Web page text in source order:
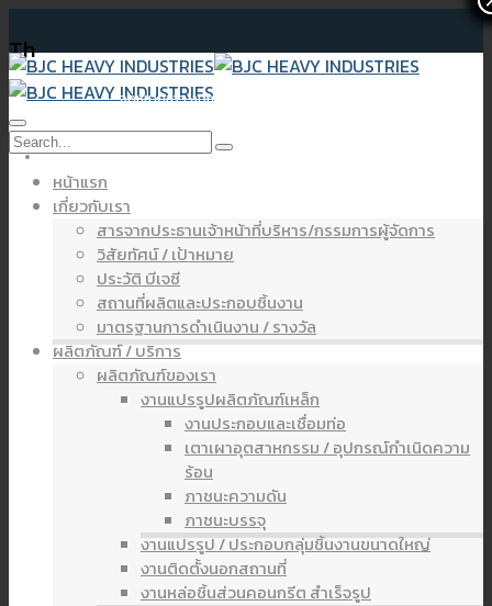
Th
จดหมายข่าว งบการเงินประจำปี 2567
หน้าแรก
เกี่ยวกับเรา
สารจากประธานเจ้าหน้าที่บริหาร/กรรมการผู้จัดการ
วิสัยทัศน์ / เป้าหมาย
ประวัติ บีเจซี
สถานที่ผลิตและประกอบชิ้นงาน
มาตรฐานการดำเนินงาน / รางวัล
ผลิตภัณฑ์ / บริการ
ผลิตภัณฑ์ของเรา
งานแปรรูปผลิตภัณฑ์เหล็ก
งานประกอบและเชื่อมท่อ
เตาเผาอุตสาหกรรม / อุปกรณ์กำเนิดความ
ร้อน
ภาชนะความดัน
ภาชนะบรรจุ
งานแปรรูป / ประกอบกลุ่มชิ้นงานขนาดใหญ่
งานติดตั้งนอกสถานที่
งานหล่อชิ้นส่วนคอนกรีต สำเร็จรูป